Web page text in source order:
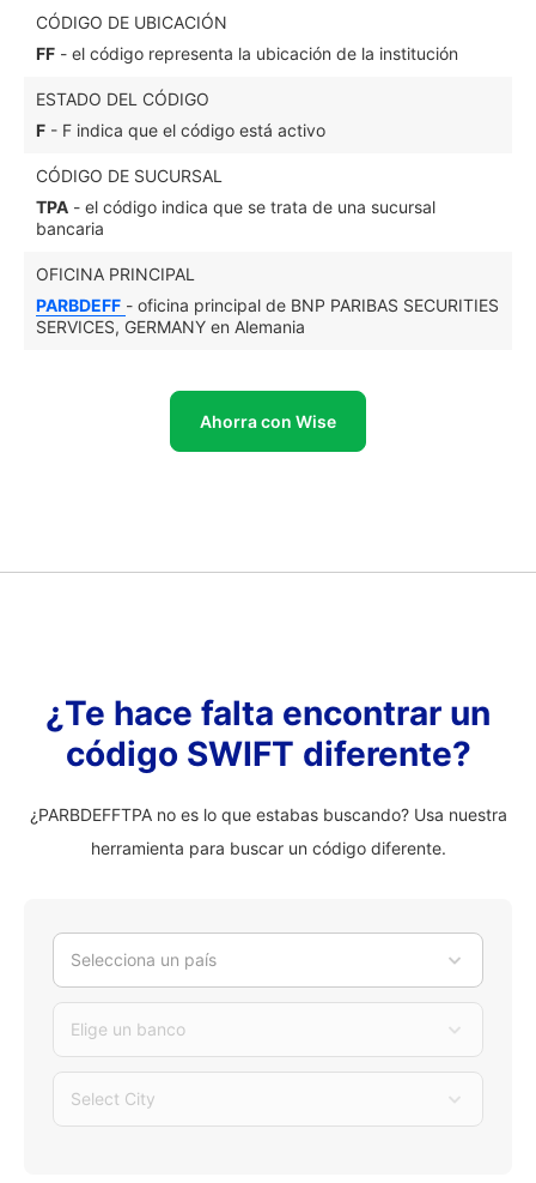
CÓDIGO DE UBICACIÓN
FF - el código representa la ubicación de la institución
ESTADO DEL CÓDIGO
F - F indica que el código está activo
CÓDIGO DE SUCURSAL
TPA - el código indica que se trata de una sucursal
bancaria
OFICINA PRINCIPAL
PARBDEFF - oficina principal de BNP PARIBAS SECURITIES
SERVICES, GERMANY en Alemania
Ahorra con Wise
¿Te hace falta encontrar un
código SWIFT diferente?
¿PARBDEFFTPA no es lo que estabas buscando? Usa nuestra
herramienta para buscar un código diferente.
Selecciona un país
Elige un banco
Select City